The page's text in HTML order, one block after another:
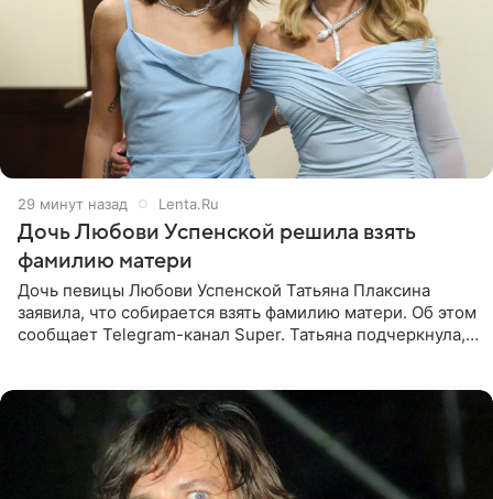
30 минут назад Lenta.Ru
Дочь Любови Успенской решила взять
фамилию матери
Дочь певицы Любови Успенской Татьяна Плаксина
заявила, что собирается взять фамилию матери. Об этом
сообщает Telegram-канал Super. Татьяна подчеркнула,